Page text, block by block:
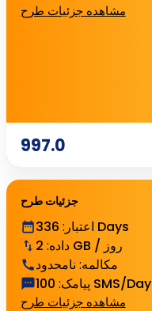
مشاهده جزئیات طرح
997.0
جزئیات طرح
اعتبار :
336 Days
داده:
2 GB / روز
مکالمه: نامحدود
پیامک: 100 SMS/Day
مشاهده جزئیات طرح